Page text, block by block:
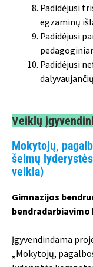
Padidėjusi
egzaminų
Padidėjusi
Padidėjusi
Veiklų
Mokytojų,
šeimų
veikla)
Gimnazijos
Įgyvendindama
„Mokytojų,